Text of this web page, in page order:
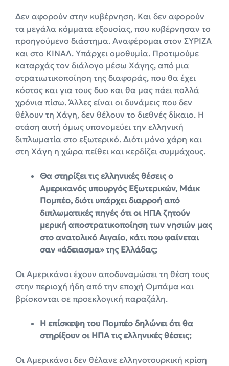
Δεν αφορούν στην κυβέρνηση. Και δεν αφορούν
τα μεγάλα κόμματα εξουσίας, που κυβέρνησαν το
προηγούμενο διάστημα. Αναφέρομαι στον ΣΥΡΙΖΑ
και στο ΚΙΝΑΛ. Υπάρχει ομοθυμία. Προτιμούμε
καταρχάς τον διάλογο μέσω Χάγης, από μια
στρατιωτικοποίηση της διαφοράς, που θα έχει
κόστος και για τους δυο και θα μας πάει πολλά
χρόνια πίσω. Άλλες είναι οι δυνάμεις που δεν
θέλουν τη Χάγη, δεν θέλουν το διεθνές δίκαιο. Η
στάση αυτή όμως υπονομεύει την ελληνική
διπλωματία στο εξωτερικό. Διότι μόνο χάρη και
στη Χάγη η χώρα πείθει και κερδίζει συμμάχους.
Θα στηρίξει τις ελληνικές θέσεις ο
Αμερικανός υπουργός Εξωτερικών, Μάικ
Πομπέο, διότι υπάρχει διαρροή από
διπλωματικές πηγές ότι οι ΗΠΑ ζητούν
μερική αποστρατικοποίηση των νησιών μας
στο ανατολικό Αιγαίο, κάτι που φαίνεται
σαν «άδειασμα» της Ελλάδας;
Οι Αμερικάνοι έχουν αποδυναμώσει τη θέση τους
στην περιοχή ήδη από την εποχή Ομπάμα και
βρίσκονται σε προεκλογική παραζάλη.
Η επίσκεψη του Πομπέο δηλώνει ότι θα
στηρίξουν οι ΗΠΑ τις ελληνικές θέσεις;
Οι Αμερικάνοι δεν θέλανε ελληνοτουρκική κρίση